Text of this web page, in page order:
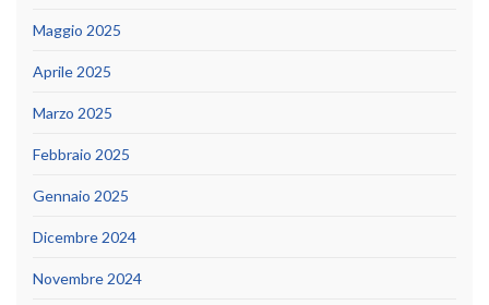
Maggio 2025
Aprile 2025
Marzo 2025
Febbraio 2025
Gennaio 2025
Dicembre 2024
Novembre 2024